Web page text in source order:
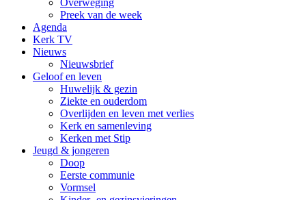
Overweging
Preek van de week
Agenda
Kerk TV
Nieuws
Nieuwsbrief
Geloof en leven
Huwelijk & gezin
Ziekte en ouderdom
Overlijden en leven met verlies
Kerk en samenleving
Kerken met Stip
Jeugd & jongeren
Doop
Eerste communie
Vormsel